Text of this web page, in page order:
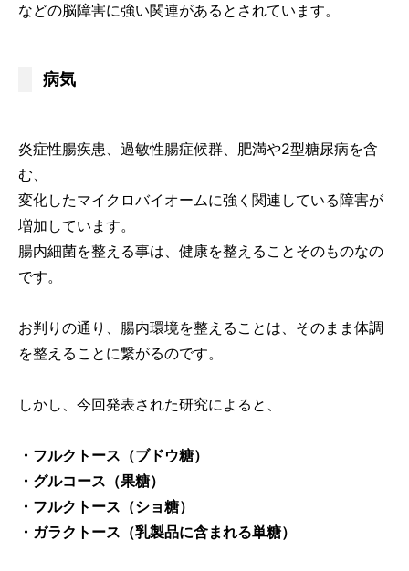
などの脳障害に強い関連があるとされています。
病気
炎症性腸疾患、過敏性腸症候群、肥満や2型糖尿病を含
む、
変化したマイクロバイオームに強く関連している障害が
増加しています。
腸内細菌を整える事は、健康を整えることそのものなの
です。
お判りの通り、腸内環境を整えることは、そのまま体調
を整えることに繋がるのです。
しかし、今回発表された研究によると、
・フルクトース（ブドウ糖）
・グルコース（果糖）
・フルクトース（ショ糖）
・ガラクトース（乳製品に含まれる単糖）